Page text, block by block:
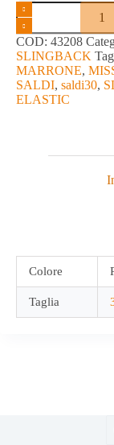
SLINGBACK
-
MISS
ELASTIC
quantità
COD: 43208
SLINGBACK
MARRONE,
SALDI, saldi30,
ELASTIC
Colore
Taglia